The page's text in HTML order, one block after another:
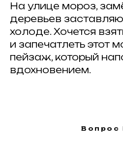
На улице мороз,
деревьев
холоде. Хочется
и запечатлеть этот
пейзаж, который
вдохновением.
Вопрос